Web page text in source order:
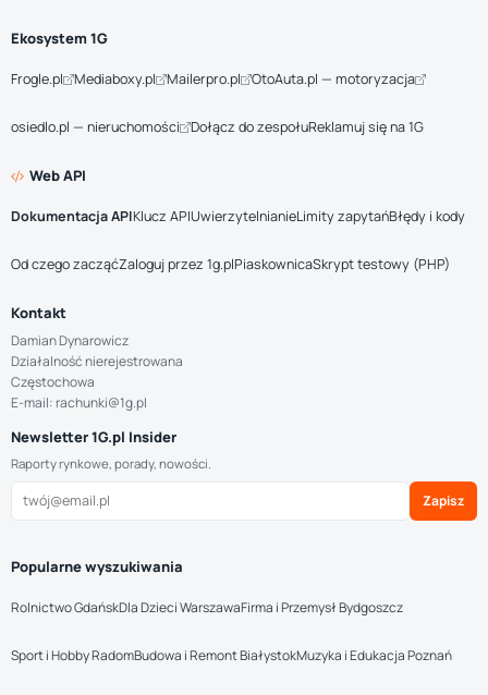
Ekosystem 1G
Frogle.pl Mediaboxy.pl Mailerpro.pl OtoAuta.pl — motoryzacja
osiedlo.pl — nieruchomości Dołącz do zespołuReklamuj się na 1G
Web API
Dokumentacja APIKlucz APIUwierzytelnianieLimity zapytańBłędy i kody
Od czego zacząćZaloguj przez 1g.plPiaskownicaSkrypt testowy (PHP)
Kontakt
Damian Dynarowicz
Działalność nierejestrowana
Częstochowa
E-mail: rachunki@1g.pl
Newsletter 1G.pl Insider
Raporty rynkowe, porady, nowości.
Zapisz
Popularne wyszukiwania
Rolnictwo GdańskDla Dzieci WarszawaFirma i Przemysł Bydgoszcz
Sport i Hobby RadomBudowa i Remont BiałystokMuzyka i Edukacja Poznań